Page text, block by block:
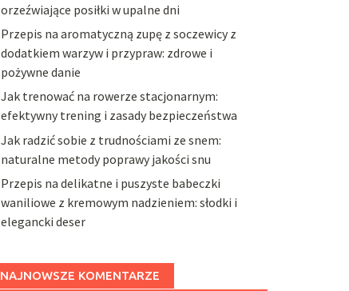
orzeźwiające posiłki w upalne dni
Przepis na aromatyczną zupę z soczewicy z
dodatkiem warzyw i przypraw: zdrowe i
pożywne danie
Jak trenować na rowerze stacjonarnym:
efektywny trening i zasady bezpieczeństwa
Jak radzić sobie z trudnościami ze snem:
naturalne metody poprawy jakości snu
Przepis na delikatne i puszyste babeczki
waniliowe z kremowym nadzieniem: słodki i
elegancki deser
NAJNOWSZE KOMENTARZE